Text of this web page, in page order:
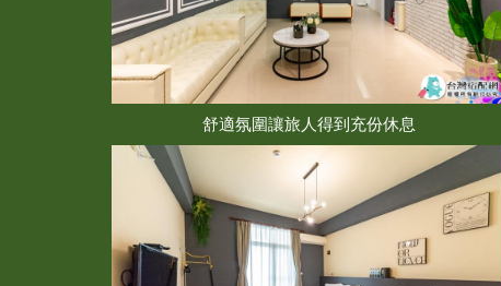
舒適氛圍讓旅人得到充份休息